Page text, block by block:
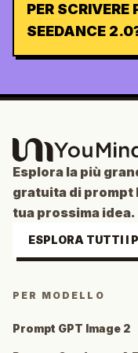
PER SCRIVERE
SEEDANCE
Esplora la più
gratuita di prompt
tua prossima idea.
ESPLORA TUTTI I
PER MODELLO
Prompt GPT Image 2